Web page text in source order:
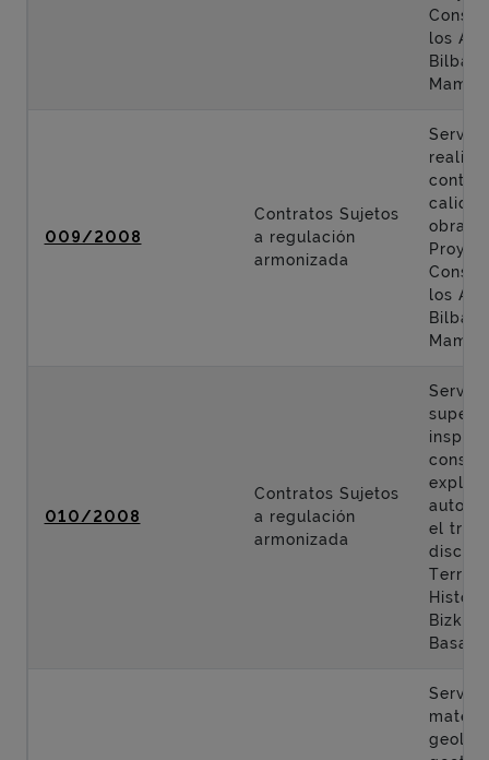
los
Bilbao
Mamés
009/2008
Contratos Sujetos
a regulación
armonizada
obras
los
Bilbao
010/2008
Contratos Sujetos
a regulación
armonizada
el